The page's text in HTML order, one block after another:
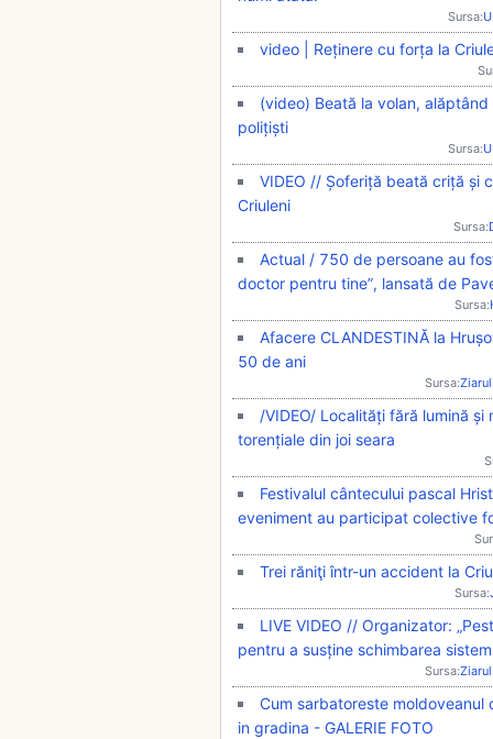
Sursa:
video | Reținere cu forța la
(video) Beată la volan,
polițiști
Sursa:
VIDEO // Șoferiță beată criță și
Criuleni
Sursa:
Actual / 750 de persoane au
doctor pentru tine”, lansată de
Sursa:
Afacere CLANDESTINĂ la
50 de ani
Sursa:
/VIDEO/ Localități fără lumină
torențiale din joi seara
Festivalul cântecului pascal
eveniment au participat colective
Trei răniţi într-un accident la
Sursa:
LIVE VIDEO // Organizator:
pentru a susține schimbarea
Sursa:
Cum sarbatoreste moldoveanul
in gradina - GALERIE FOTO